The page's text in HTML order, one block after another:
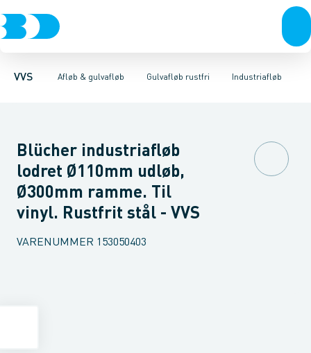
VVS Afløb & gulvafløb
Rør & fittings Pressfittings & rørKuglehaner & ventilerAfløb
Gulvafløb rustfri
Gulvafløb rustfriGulvafløb plastBaderumsrenderVandlåse &
Industriafløb
Til beton & fliser, uden membranTil beton & fliser, m.
Blücher industriafløb
lodret Ø110mm udløb,
Ø300mm ramme. Til
vinyl. Rustfrit stål - VVS
VARENUMMER 153050403